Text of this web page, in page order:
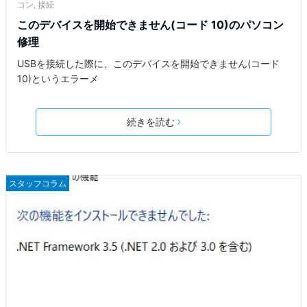
コン, 接続
このデバイスを開始できません(コード 10)のパソコン
修理
USBを接続した際に、このデバイスを開始できません(コード
10)というエラーメ
続きを読む
スタッフコラム